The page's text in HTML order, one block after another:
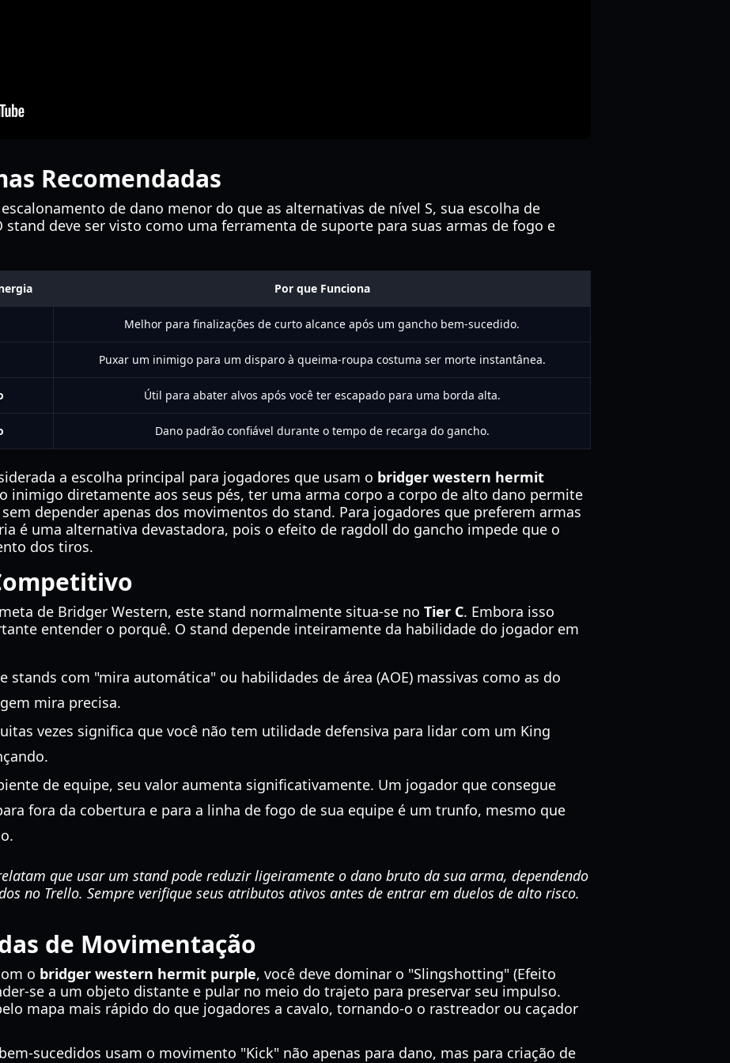
Recomendadas
de dano menor do que as alternativas de nível S, sua escolha de
deve ser visto como uma ferramenta de suporte para suas armas de fogo e
Por que Funciona
Melhor para finalizações de curto alcance após um gancho bem-sucedido.
Puxar um inimigo para um disparo à queima-roupa costuma ser morte instantânea.
Útil para abater alvos após você ter escapado para uma borda alta.
Dano padrão confiável durante o tempo de recarga do gancho.
a escolha principal para jogadores que usam o bridger western hermit
inimigo diretamente aos seus pés, ter uma arma corpo a corpo de alto dano permite
depender apenas dos movimentos do stand. Para jogadores que preferem armas
é uma alternativa devastadora, pois o efeito de ragdoll do gancho impede que o
dos tiros.
de Bridger Western, este stand normalmente situa-se no Tier C. Embora isso
entender o porquê. O stand depende inteiramente da habilidade do jogador em
stands com "mira automática" ou habilidades de área (AOE) massivas como as do
mira precisa.
vezes significa que você não tem utilidade defensiva para lidar com um King
de equipe, seu valor aumenta significativamente. Um jogador que consegue
fora da cobertura e para a linha de fogo de sua equipe é um trunfo, mesmo que
que usar um stand pode reduzir ligeiramente o dano bruto da sua arma, dependendo
no Trello. Sempre verifique seus atributos ativos antes de entrar em duelos de alto risco.
de Movimentação
o bridger western hermit purple, você deve dominar o "Slingshotting" (Efeito
se a um objeto distante e pular no meio do trajeto para preservar seu impulso.
mapa mais rápido do que jogadores a cavalo, tornando-o o rastreador ou caçador
sucedidos usam o movimento "Kick" não apenas para dano, mas para criação de